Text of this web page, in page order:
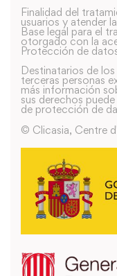
Finalidad del
usuarios y atender
Base legal para el
otorgado con la
Protección de
Destinatarios de
terceras personas
más información
sus derechos
de protección de
© Clicasia, Centre